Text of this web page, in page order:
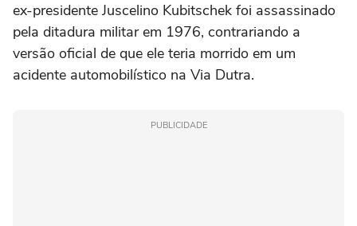
ex-presidente Juscelino Kubitschek foi assassinado
pela ditadura militar em 1976, contrariando a
versão oficial de que ele teria morrido em um
acidente automobilístico na Via Dutra.
PUBLICIDADE